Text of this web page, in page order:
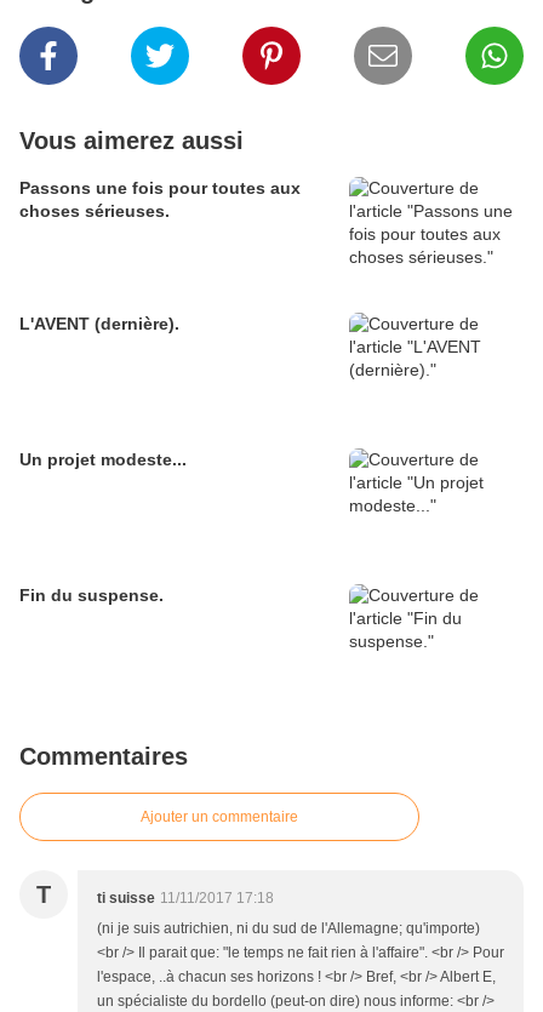
Vous aimerez aussi
Passons une fois pour toutes aux
choses sérieuses.
L'AVENT (dernière).
Un projet modeste...
Fin du suspense.
Commentaires
Ajouter un commentaire
T ti suisse 11/11/2017 17:18
(ni je suis autrichien, ni du sud de l'Allemagne; qu'importe)
<br /> Il parait que: "le temps ne fait rien à l'affaire". <br /> Pour
l'espace, ..à chacun ses horizons ! <br /> Bref, <br /> Albert E,
un spécialiste du bordello (peut-on dire) nous informe: <br />